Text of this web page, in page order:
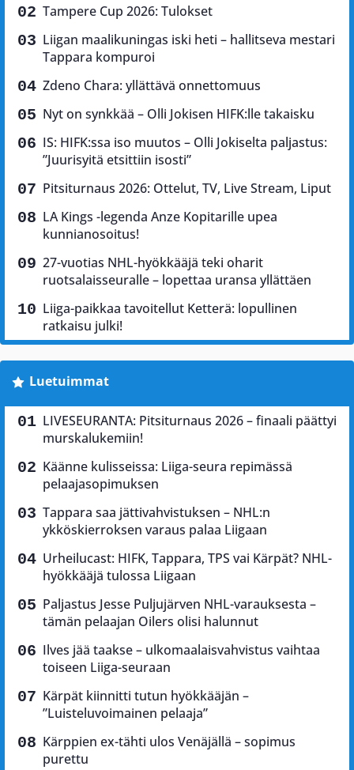
Tampere Cup 2026: Tulokset
Liigan maalikuningas iski heti – hallitseva mestari
Tappara kompuroi
Zdeno Chara: yllättävä onnettomuus
Nyt on synkkää – Olli Jokisen HIFK:lle takaisku
IS: HIFK:ssa iso muutos – Olli Jokiselta paljastus:
”Juurisyitä etsittiin isosti”
Pitsiturnaus 2026: Ottelut, TV, Live Stream, Liput
LA Kings -legenda Anze Kopitarille upea
kunnianosoitus!
27-vuotias NHL-hyökkääjä teki oharit
ruotsalaisseuralle – lopettaa uransa yllättäen
Liiga-paikkaa tavoitellut Ketterä: lopullinen
ratkaisu julki!
Luetuimmat
LIVESEURANTA: Pitsiturnaus 2026 – finaali päättyi
murskalukemiin!
Käänne kulisseissa: Liiga-seura repimässä
pelaajasopimuksen
Tappara saa jättivahvistuksen – NHL:n
ykköskierroksen varaus palaa Liigaan
Urheilucast: HIFK, Tappara, TPS vai Kärpät? NHL-
hyökkääjä tulossa Liigaan
Paljastus Jesse Puljujärven NHL-varauksesta –
tämän pelaajan Oilers olisi halunnut
Ilves jää taakse – ulkomaalaisvahvistus vaihtaa
toiseen Liiga-seuraan
Kärpät kiinnitti tutun hyökkääjän –
”Luisteluvoimainen pelaaja”
Kärppien ex-tähti ulos Venäjällä – sopimus
purettu